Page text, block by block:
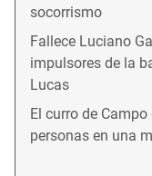
socorrismo
Fallece Luciano
impulsores de la
Lucas
El curro de
personas en una